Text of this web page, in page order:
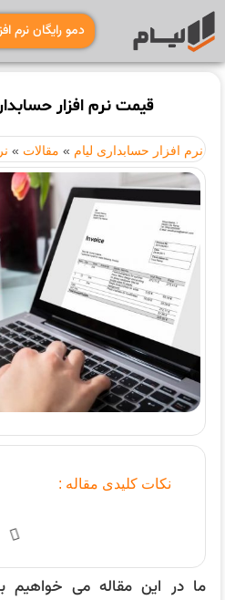
دمو رایگان نرم
قیمت نرم افزار
نرم افزار حسابداری لیام » مقالات »
نکات کلیدی مقاله :
ما در این مقاله می خواهیم